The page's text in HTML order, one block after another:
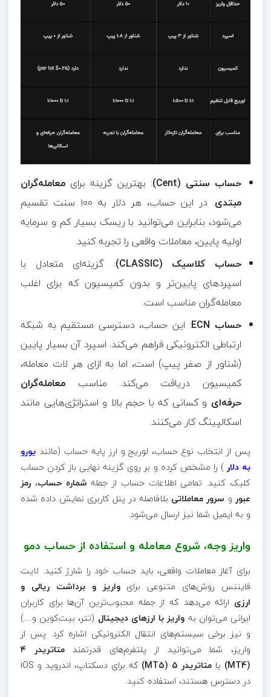
حساب سنتی (Cent) : بهترین گزینه برای معامله‌گران
مبتدی
. در این حساب، هر دلار به ۱۰۰ سنت تقسیم
می‌شود، بنابراین می‌توانید با ریسک بسیار کم و سرمایه
اولیه پایین، معاملات واقعی را تجربه کنید.
حساب کلاسیک (CLASSIC)
: گزینه‌ای متعادل با
اسپردهای پایین‌تر و بدون کمیسیون که برای اغلب
معامله‌گران مناسب است.
حساب ECN
: این حساب، دسترسی مستقیم به شبکه
ارتباطی الکترونیکی فراهم می‌کند. اسپرد آن بسیار پایین
(شناور از صفر پیپ) است، اما به ازای هر لات معامله،
کمیسیون دریافت می‌کند. مناسب معامله‌گران
حرفه‌ای و کسانی که با حجم بالا و استراتژی‌هایی مانند
اسکالپینگ کار می‌کنند.
پس از انتخاب نوع حساب، لوریج و ارز پایه حساب (مانند یورو
به دلار ) را مشخص کرده و بر روی گزینه نهایی باز کردن حساب
کلیک کنید. تمامی اطلاعات حساب از جمله شماره حساب، رمز
عبور و سرور معاملاتی بلافاصله در پنل کاربری نمایش داده شده
و به ایمیل شما نیز ارسال می‌شود.
واریز وجه، شروع معامله و استفاده از حساب دمو
برای آغاز معاملات واقعی، باید حساب خود را شارژ کنید. لایت‌
فایننس روش‌های متنوعی برایواریز و برداشت ریالی و
ارزی ارائه می‌دهد که از جمله محبوب‌ترین آن‌ها برای کاربران
ایرانی می‌توان به واریز با ارزهای دیجیتال (تتر، بیت‌کوین و…)
و نیز برخی سیستم‌های انتقال الکترونیکی اشاره کرد. پس از
واریز، شما می‌توانید از پلتفرم‌های قدرتمند
متاتریدر ۴
(MT4)
یا متاتریدر ۵ (MT5)
که برای دسکتاپ، اندروید و iOS
در دسترس هستند، استفاده کنید.